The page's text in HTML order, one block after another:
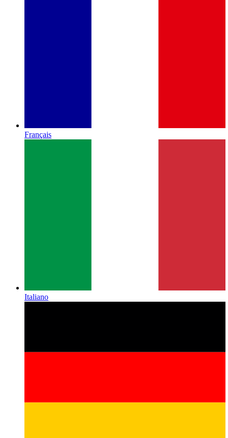
Français
Italiano